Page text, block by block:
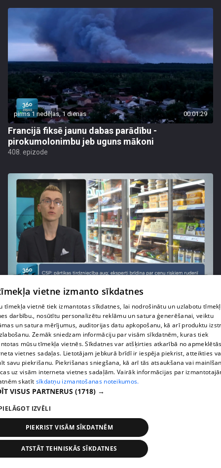
pirms 1 nedēļas, 1 dienas 00:01:29
Francijā fiksē jaunu dabas parādību -
pirokumolonimbu jeb uguns mākoni
408. epizode
Pārtiku pērkam vairāk, bet vai “zemo cenu grozs”
tiešām samazina kopējo čeku?
408. epizode
pirms 1 nedēļas, 1 dienas
vietne izmanto sīkdatnes
tīmekļa vietnē tiek izmantotas sīkdatnes, lai nodrošinātu un uzlabotu
darbību., nosūtītu personalizētu reklāmu un satura ģenerēšanai, veiktu
un satura mērījumus, auditorijas datu apkopošanu, kā arī produktu
Zemāk sniedzam informāciju par visām sīkdatnēm, kuras tiek
mūsu tīmekļa vietnēs. Sīkdatnes var atšķirties atkarībā no
vietnes sadaļas. Lietotājam jebkurā brīdī ir iespēja piekrist, atteikties
savu piekrišanu. Piekrišanas sniegšana, kā arī tās atsaukšana vai
uz visām interneta vietnes sadaļām. Vairāk informācijas par
skatīt sīkdatņu izmantošanas noteikumos.
VISUS PARTNERUS (1718) →
IZVĒLI
PIEKRIST VISĀM SĪKDATNĒM
ATSTĀT TEHNISKĀS SĪKDATNES